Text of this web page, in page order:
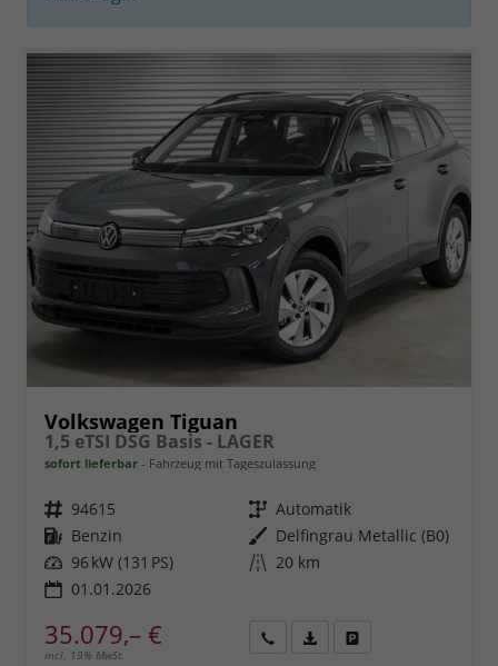
Volkswagen Tiguan
1,5 eTSI DSG Basis - LAGER
sofort lieferbar Fahrzeug mit Tageszulassung
Fahrzeugnr. 94615 Getriebe Automatik
Kraftstoff Benzin Außenfarbe Delfingrau Metallic (B0)
Leistung 96 kW (131 PS) Kilometerstand 20 km
01.01.2026
35.079,– €
incl. 19% MwSt.